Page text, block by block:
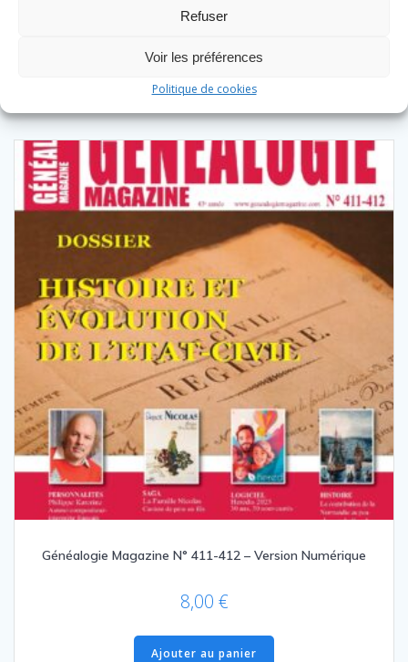
Refuser
Voir les préférences
Politique de cookies
Ajouter au panier
Généalogie Magazine N° 411-412 – Version Numérique
8,00 €
Ajouter au panier